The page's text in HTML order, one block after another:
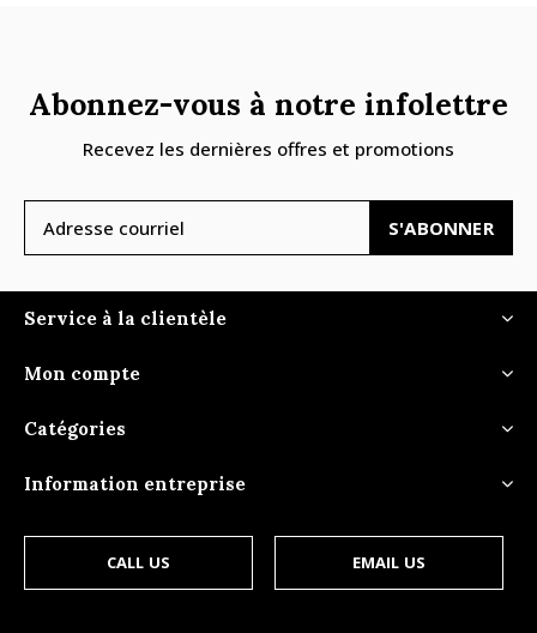
Abonnez-vous à notre infolettre
Recevez les dernières offres et promotions
S'ABONNER
Service à la clientèle
Mon compte
Catégories
Information entreprise
CALL US EMAIL US